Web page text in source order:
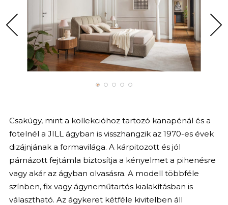
Csakúgy, mint a kollekcióhoz tartozó kanapénál és a
fotelnél a JILL ágyban is visszhangzik az 1970-es évek
dizájnjának a formavilága. A kárpitozott és jól
párnázott fejtámla biztosítja a kényelmet a pihenésre
vagy akár az ágyban olvasásra. A modell többféle
színben, fix vagy ágyneműtartós kialakításban is
választható. Az ágykeret kétféle kivitelben áll